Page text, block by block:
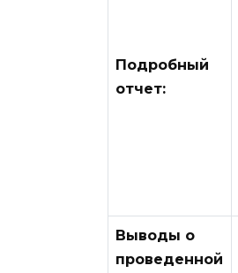
Подробный
отчет:
Выводы о
проведенной